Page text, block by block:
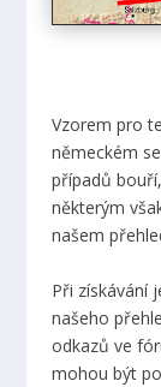
Vzorem pro
německém
případů
některým
našem
Při získávání
našeho
odkazů ve
mohou být